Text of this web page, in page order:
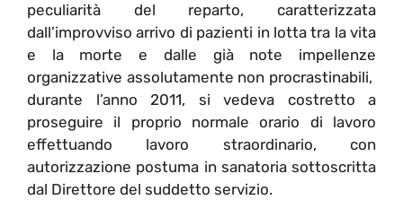
peculiarità del reparto, caratterizzata
dall’improvviso arrivo di pazienti in lotta tra la vita
e la morte e dalle già note impellenze
organizzative assolutamente non procrastinabili,
durante l’anno 2011, si vedeva costretto a
proseguire il proprio normale orario di lavoro
effettuando lavoro straordinario, con
autorizzazione postuma in sanatoria sottoscritta
dal Direttore del suddetto servizio.